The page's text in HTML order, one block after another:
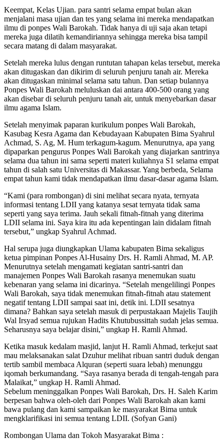
Keempat, Kelas Ujian. para santri selama empat bulan akan
menjalani masa ujian dan tes yang selama ini mereka mendapatkan
ilmu di ponpes Wali Barokah. Tidak hanya di uji saja akan tetapi
mereka juga dilatih kemandiriannya sehingga mereka bisa tampil
secara matang di dalam masyarakat.
Setelah mereka lulus dengan runtutan tahapan kelas tersebut, mereka
akan ditugaskan dan dikirim di seluruh penjuru tanah air. Mereka
akan ditugaskan minimal selama satu tahun. Dan setiap bulannya
Ponpes Wali Barokah meluluskan dai antara 400-500 orang yang
akan disebar di seluruh penjuru tanah air, untuk menyebarkan dasar
ilmu agama Islam.
Setelah menyimak paparan kurikulum ponpes Wali Barokah,
Kasubag Kesra Agama dan Kebudayaan Kabupaten Bima Syahrul
Achmad, S. Ag, M. Hum terkagum-kagum. Menurutnya, apa yang
dipaparkan pengurus Ponpes Wali Barokah yang diajarkan santrinya
selama dua tahun ini sama seperti materi kuliahnya S1 selama empat
tahun di salah satu Universitas di Makassar. Yang berbeda, Selama
empat tahun kami tidak mendapatkan ilmu dasar-dasar agama Islam.
“Kami (para rombongan) di sini melihat secara nyata, ternyata
informasi tentang LDII yang katanya sesat ternyata tidak sama
seperti yang saya terima. Jauh sekali fitnah-fitnah yang diterima
LDII selama ini. Saya kira itu ada kepentingan lain didalam fitnah
tersebut,” ungkap Syahrul Achmad.
Hal serupa juga diungkapkan Ulama kabupaten Bima sekaligus
ketua pimpinan Ponpes Al-Husainy Drs. H. Ramli Ahmad, M. AP.
Menurutnya setelah mengamati kegiatan santri-santri dan
manajemen Ponpes Wali Barokah rasanya menemukan suatu
kebenaran yang selama ini dicarinya. “Setelah mengelilingi Ponpes
Wali Barokah, saya tidak menemukan fitnah-fitnah atau statement
negatif tentang LDII sampai saat ini, detik ini. LDII sesatnya
dimana? Bahkan saya setelah masuk di perpustakaan Majelis Taujih
Wal Irsyad semua rujukan Hadits Khutubussittah sudah jelas semua.
Seharusnya saya belajar disini,” ungkap H. Ramli Ahmad.
Ketika masuk kedalam masjid, lanjut H. Ramli Ahmad, terkejut saat
mau melaksanakan salat Dzuhur melihat ribuan santri duduk dengan
tertib sambil membaca Alquran (seperti suara lebah) menunggu
iqomah berkumandang. “Saya rasanya berada di tengah-tengah para
Malaikat,” ungkap H. Ramli Ahmad.
Sebelum meninggalkan Ponpes Wali Barokah, Drs. H. Saleh Karim
berpesan bahwa oleh-oleh dari Ponpes Wali Barokah akan kami
bawa pulang dan kami sampaikan ke masyarakat Bima untuk
mengklarifikasi ini semua tentang LDII. (Sofyan Gani)
Rombongan Ulama dan Tokoh Masyarakat Bima :